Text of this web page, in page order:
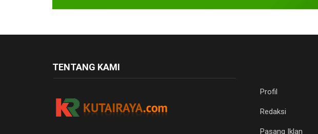
TENTANG KAMI
Profil
Redaksi
Pasang Iklan